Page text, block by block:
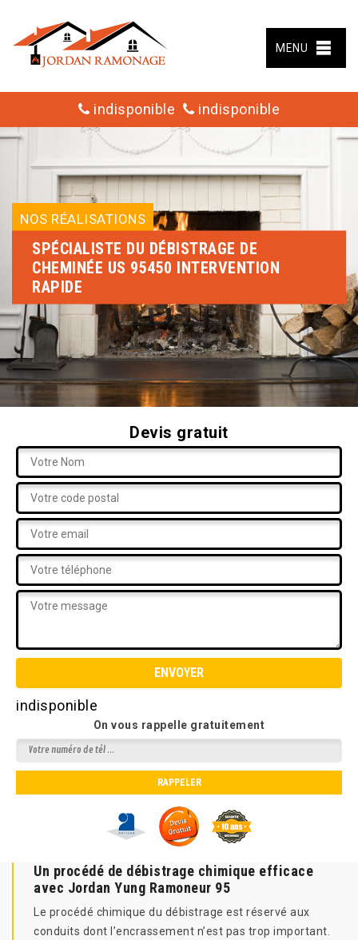
MENU
indisponible indisponible
NOS RÉALISATIONS
SPÉCIALISTE DU DÉBISTRAGE DE
CHEMINÉE US 95450 INTERVENTION
RAPIDE
Devis gratuit
indisponible
On vous rappelle gratuitement
Un procédé de débistrage chimique efficace
avec Jordan Yung Ramoneur 95
Le procédé chimique du débistrage est réservé aux
conduits dont l’encrassement n’est pas trop important.